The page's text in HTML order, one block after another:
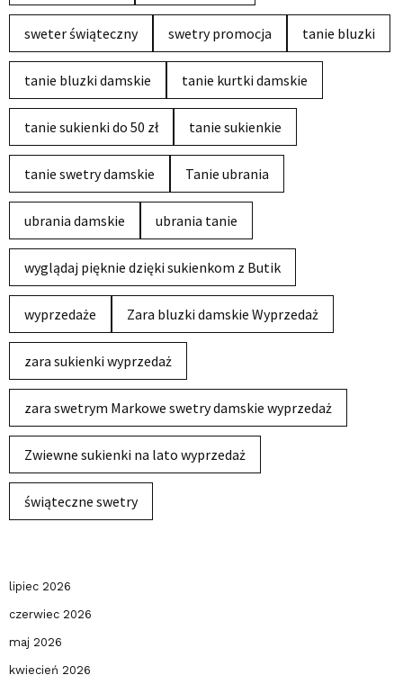
sweter świąteczny swetry promocja tanie bluzki
tanie bluzki damskie tanie kurtki damskie
tanie sukienki do 50 zł tanie sukienkie
tanie swetry damskie Tanie ubrania
ubrania damskie ubrania tanie
wyglądaj pięknie dzięki sukienkom z Butik
wyprzedaże Zara bluzki damskie Wyprzedaż
zara sukienki wyprzedaż
zara swetrym Markowe swetry damskie wyprzedaż
Zwiewne sukienki na lato wyprzedaż
świąteczne swetry
lipiec 2026
czerwiec 2026
maj 2026
kwiecień 2026